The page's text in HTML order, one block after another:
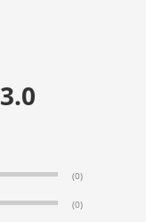
3.0
(0)
(0)